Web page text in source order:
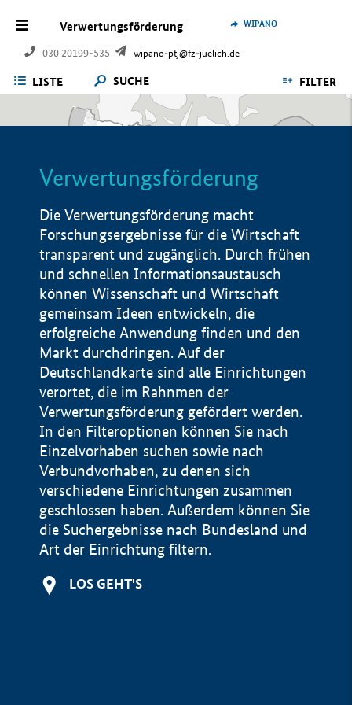
Verwertungsförderung
030 20199-535 wipano-ptj@fz-juelich.de
WIPANO
LISTE SUCHE FILTER
Verwertungsförderung
Die Verwertungsförderung macht
Forschungsergebnisse für die Wirtschaft
transparent und zugänglich. Durch frühen
und schnellen Informationsaustausch
können Wissenschaft und Wirtschaft
gemeinsam Ideen entwickeln, die
erfolgreiche Anwendung finden und den
Markt durchdringen. Auf der
Deutschlandkarte sind alle Einrichtungen
verortet, die im Rahnmen der
Verwertungsförderung gefördert werden.
In den Filteroptionen können Sie nach
Einzelvorhaben suchen sowie nach
Verbundvorhaben, zu denen sich
verschiedene Einrichtungen zusammen
geschlossen haben. Außerdem können Sie
die Suchergebnisse nach Bundesland und
Art der Einrichtung filtern.
LOS GEHT'S